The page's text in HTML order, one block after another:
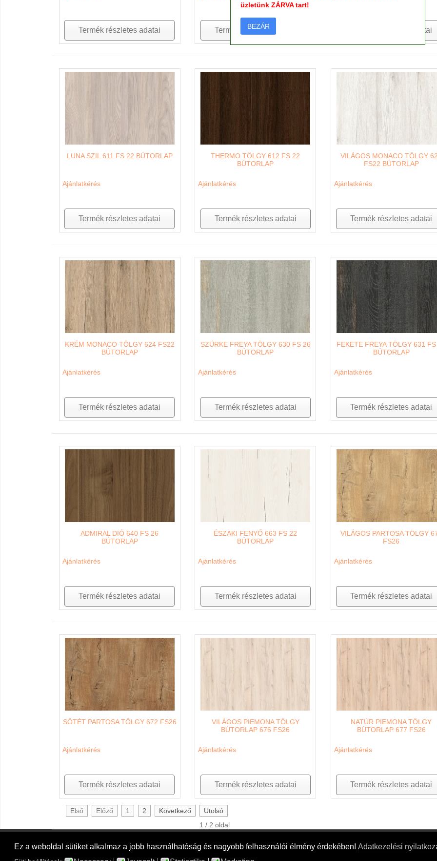
Ez a weboldal sütiket alkalmaz a jobb használhatóság és nagyobb felhasználói élmény érdekében! Adatkezelési
Termék részletes adatai Termék részletes adatai Termék részletes adatai
LUNA SZIL 611 FS 22 BÚTORLAP
Ajánlatkérés
Termék részletes adatai
THERMO TÖLGY 612 FS 22
BÚTORLAP
Ajánlatkérés
Termék részletes adatai
VILÁGOS MONACO TÖLGY
FS22 BÚTORLAP
Ajánlatkérés
Termék részletes adatai
KRÉM MONACO TÖLGY 624 FS22
BÚTORLAP
Ajánlatkérés
Termék részletes adatai
SZÜRKE FREYA TÖLGY 630 FS 26
BÚTORLAP
Ajánlatkérés
Termék részletes adatai
FEKETE FREYA TÖLGY 631
BÚTORLAP
Ajánlatkérés
Termék részletes adatai
ADMIRAL DIÓ 640 FS 26
BÚTORLAP
Ajánlatkérés
Termék részletes adatai
ÉSZAKI FENYŐ 663 FS 22
BÚTORLAP
Ajánlatkérés
Termék részletes adatai
VILÁGOS PARTOSA TÖLGY
FS26
Ajánlatkérés
Termék részletes adatai
SÖTÉT PARTOSA TÖLGY 672 FS26
Ajánlatkérés
Termék részletes adatai
VILÁGOS PIEMONA TÖLGY
BÚTORLAP 676 FS26
Ajánlatkérés
Termék részletes adatai
NATÚR PIEMONA TÖLGY
BÚTORLAP 677 FS26
Ajánlatkérés
Termék részletes adatai
Első Előző 1 2 Következő
Utolsó
1 / 2 oldal
COPYRIGHT © 2026 FAKTÚRA DUÓ FAIPARI KFT.
üzletünk ZÁRVA tart!
BEZÁR